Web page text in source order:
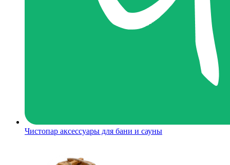
Чистопар аксессуары для бани и сауны